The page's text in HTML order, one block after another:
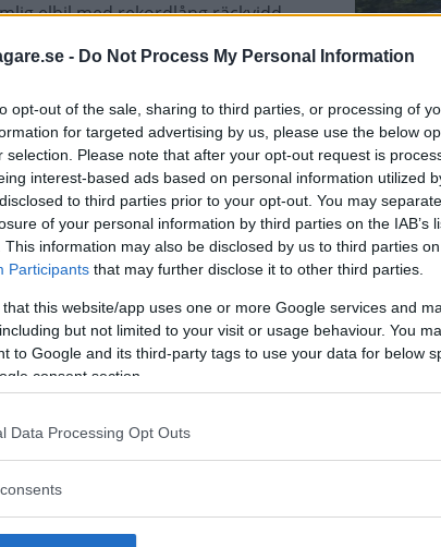
- Do Not Process My Personal Information
opt-out of the sale, sharing to third parties, or processing of
for targeted advertising by us, please use the below
selection. Please note that after your opt-out request is
interest-based ads based on personal information utilized
to third parties prior to your opt-out. You may
of your personal information by third parties on the IAB’s
This information may also be disclosed by us to third parties
Participants that may further disclose it to other third parties.
that this website/app uses one or more Google services and
but not limited to your visit or usage behaviour. You
to Google and its third-party tags to use your data for below
consent section.
Data Processing Opt Outs
elbil med rekordlång räckvidd.
att bli ny favorit”
kombibilar har
nu på av eldrivna Toyota
Så står sig nya
Vi ställe nykomlingen